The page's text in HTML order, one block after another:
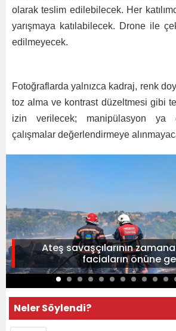
olarak teslim edilebilecek. Her
yarışmaya katılabilecek. Drone ile
edilmeyecek.
Fotoğraflarda yalnızca kadraj, renk
toz alma ve kontrast düzeltmesi gibi
izin verilecek; manipülasyon ya
çalışmalar değerlendirmeye
Ateş savaşçılarının zamana
faciaların önüne
Neler Söylendi?